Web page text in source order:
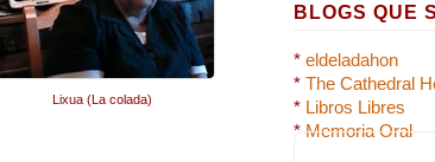
Lixua (La colada)
BLOGS QUE
* eldeladahon
* The Cathedral
* Libros Libres
* Memoria Oral